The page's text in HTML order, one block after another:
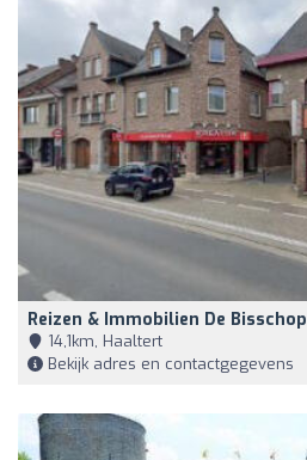
Reizen & Immobilien De Bisschop
14,1km, Haaltert
Bekijk adres en contactgegevens